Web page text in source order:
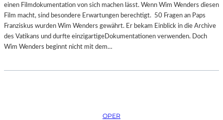
einen Filmdokumentation von sich machen lässt. Wenn Wim Wenders diesen
Film macht, sind besondere Erwartungen berechtigt. 50 Fragen an Paps
Franziskus wurden Wim Wenders gewährt. Er bekam Einblick in die Archive
des Vatikans und durfte einzigartigeDokumentationen verwenden. Doch
Wim Wenders beginnt nicht mit dem…
OPER